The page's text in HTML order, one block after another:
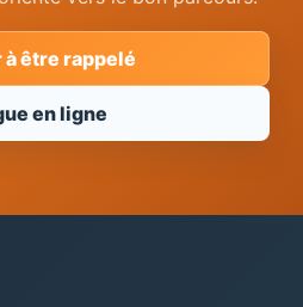
à être rappelé
en ligne